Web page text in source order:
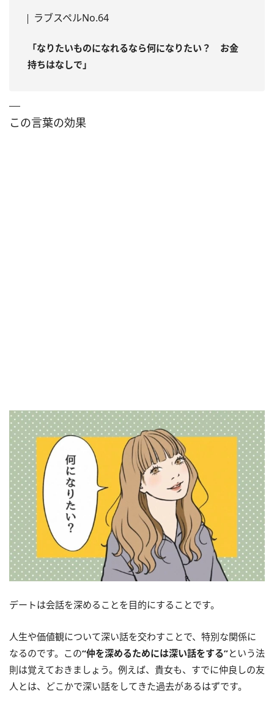
ラブスペルNo.64
「なりたいものになれるなら何になりたい？ お金
持ちはなしで」
この言葉の効果
デートは会話を深めることを目的にすることです。
人生や価値観について深い話を交わすことで、特別な関係に
なるのです。この“仲を深めるためには深い話をする”という法
則は覚えておきましょう。例えば、貴女も、すでに仲良しの友
人とは、どこかで深い話をしてきた過去があるはずです。